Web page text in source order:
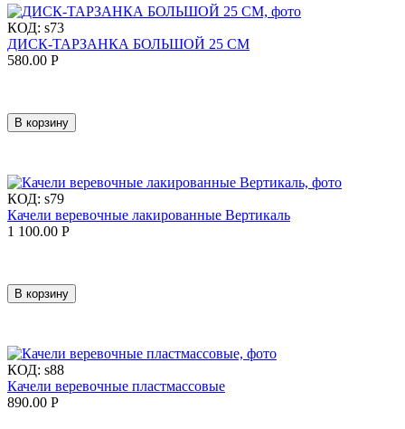
КОД: s73
ДИСК-ТАРЗАНКА БОЛЬШОЙ 25 СМ
580.00 Р
В корзину
КОД: s79
Качели веревочные лакированные Вертикаль
1 100.00 Р
В корзину
КОД: s88
Качели веревочные пластмассовые
890.00 Р